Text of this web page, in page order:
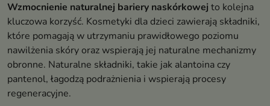
Wzmocnienie naturalnej bariery naskórkowejto kolejna
kluczowa korzyść. Kosmetyki dla dzieci zawierają składniki,
które pomagają w utrzymaniu prawidłowego poziomu
nawilżenia skóry oraz wspierają jej naturalne mechanizmy
obronne. Naturalne składniki, takie jak alantoina czy
pantenol, łagodzą podrażnienia i wspierają procesy
regeneracyjne.